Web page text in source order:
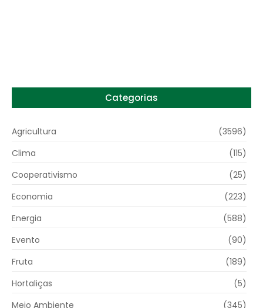
Categorias
Agricultura
(3596)
Clima
(115)
Cooperativismo
(25)
Economia
(223)
Energia
(588)
Evento
(90)
Fruta
(189)
Hortaliças
(5)
Meio Ambiente
(345)